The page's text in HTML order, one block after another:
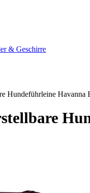
& Geschirre
Hundeführleine Havanna